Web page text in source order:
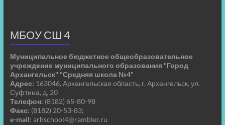
МБОУ СШ 4
Муниципальное бюджетное общеобразовательное
учреждение муниципального образования "Город
Архангельск" "Средняя школа №4"
Адрес: 163046, Архангельская область, г. Архангельск, ул.
Суфтина, д. 20
Телефон: (8182) 65-80-98
Факс: (8182) 20-53-83;
e-mail: arhschool4@rambler.ru